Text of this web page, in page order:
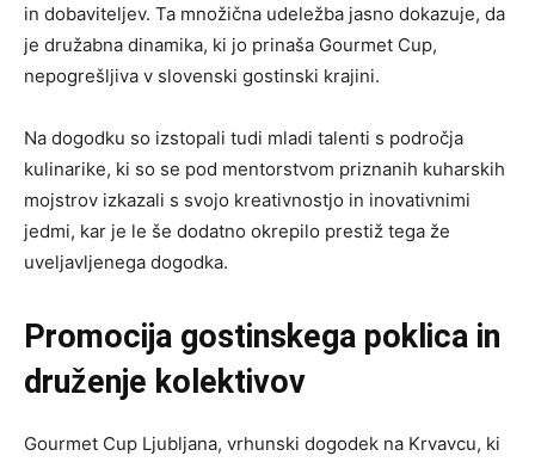
in dobaviteljev. Ta množična udeležba jasno dokazuje, da
je družabna dinamika, ki jo prinaša Gourmet Cup,
nepogrešljiva v slovenski gostinski krajini.
Na dogodku so izstopali tudi mladi talenti s področja
kulinarike, ki so se pod mentorstvom priznanih kuharskih
mojstrov izkazali s svojo kreativnostjo in inovativnimi
jedmi, kar je le še dodatno okrepilo prestiž tega že
uveljavljenega dogodka.
Promocija gostinskega poklica in
druženje kolektivov
Gourmet Cup Ljubljana, vrhunski dogodek na Krvavcu, ki